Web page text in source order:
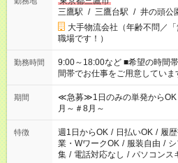
三鷹駅 / 三鷹台駅 / 井の頭公
大手物流会社（年齢不問／
職場です！）
勤務時間
9:00～18:00など ■希望の時間帯を選べます
間帯でお仕事をご用意してい
17:00～22:00 13:00～22:00
期間
≪急募≫1日のみの単発から
月～＃8月～
特徴 週1日からOK / 日払いOK / 履
業・WワークOK / 服装自由 /
集 / 電話対応なし / パソコンス